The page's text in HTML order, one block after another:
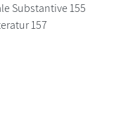
Substantive 155
157